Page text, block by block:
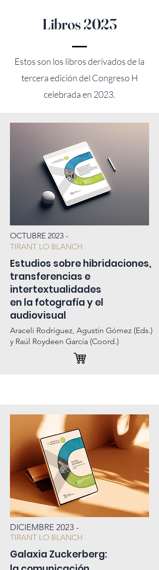
Libros 2023
Estos son los librosderivados de la
tercera edición del Congreso H
celebrada en 2023.
OCTUBRE 2023 -
TIRANT LO BLANCH
Estudios sobre hibridaciones,
transferencias e
intertextualidades
en la fotografía y el
audiovisual
Araceli Rodríguez, Agustín Gómez (Eds.)
y Raúl Roydeen García (Coord.)
DICIEMBRE 2023 -
TIRANT LO BLANCH
Galaxia Zuckerberg: